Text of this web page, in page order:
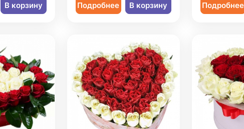
В корзину Подробнее В корзину Подробнее